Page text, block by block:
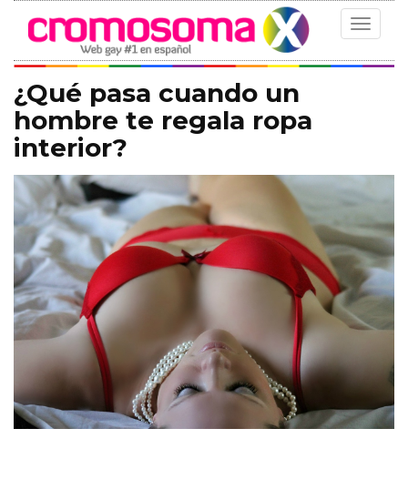
Toggle
¿Qué pasa cuando un
hombre te regala ropa
interior?